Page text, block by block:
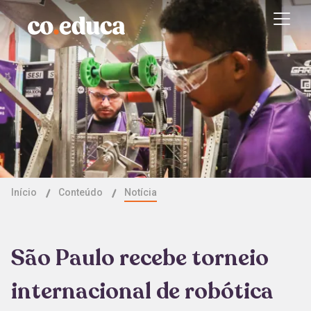
Início Conteúdo Notícia
São Paulo recebe torneio
internacional de robótica